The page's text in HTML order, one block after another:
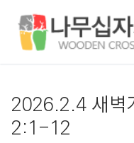
2026.2.4 새벽
2:1-12